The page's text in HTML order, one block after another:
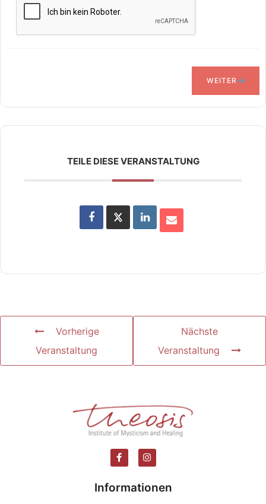
WEITER
TEILE DIESE VERANSTALTUNG
Vorherige
Veranstaltung
Nächste
Veranstaltung
Informationen